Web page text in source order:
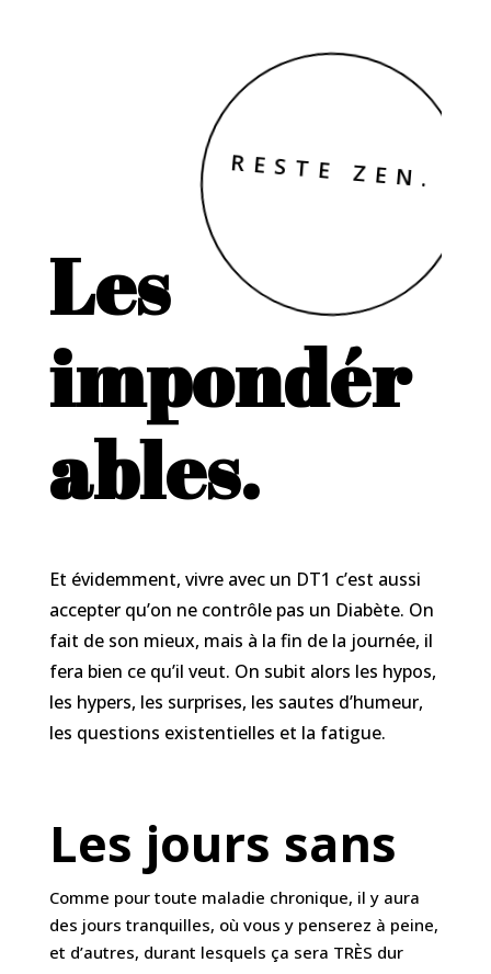
RESTE ZEN.
Les
impondér
ables.
Et évidemment, vivre avec un DT1 c’est aussi
accepter qu’on ne contrôle pas un Diabète. On
fait de son mieux, mais à la fin de la journée, il
fera bien ce qu’il veut. On subit alors les hypos,
les hypers, les surprises, les sautes d’humeur,
les questions existentielles et la fatigue.
Les jours sans
Comme pour toute maladie chronique, il y aura
des jours tranquilles, où vous y penserez à peine,
et d’autres, durant lesquels ça sera TRÈS dur